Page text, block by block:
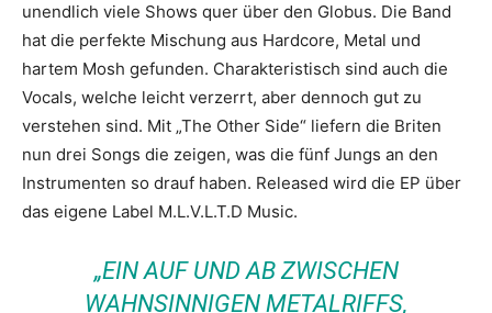
unendlich viele Shows quer über den Globus. Die Band
hat die perfekte Mischung aus Hardcore, Metal und
hartem Mosh gefunden. Charakteristisch sind auch die
Vocals, welche leicht verzerrt, aber dennoch gut zu
verstehen sind. Mit „The Other Side“ liefern die Briten
nun drei Songs die zeigen, was die fünf Jungs an den
Instrumenten so drauf haben. Released wird die EP über
das eigene Label M.L.V.L.T.D Music.
„EIN AUF UND AB ZWISCHEN
WAHNSINNIGEN METALRIFFS,